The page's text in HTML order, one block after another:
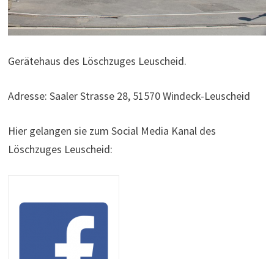
Gerätehaus des Löschzuges Leuscheid.
Adresse: Saaler Strasse 28, 51570 Windeck-Leuscheid
Hier gelangen sie zum Social Media Kanal des
Löschzuges Leuscheid: